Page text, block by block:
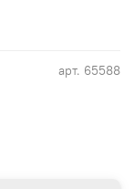
арт. 65588